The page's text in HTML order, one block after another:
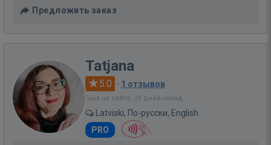
Предложить заказ
Tatjana
5.0 · 1 отзывов
Был на сайте: 21 дней назад
Latviski, По-русски, English
PRO